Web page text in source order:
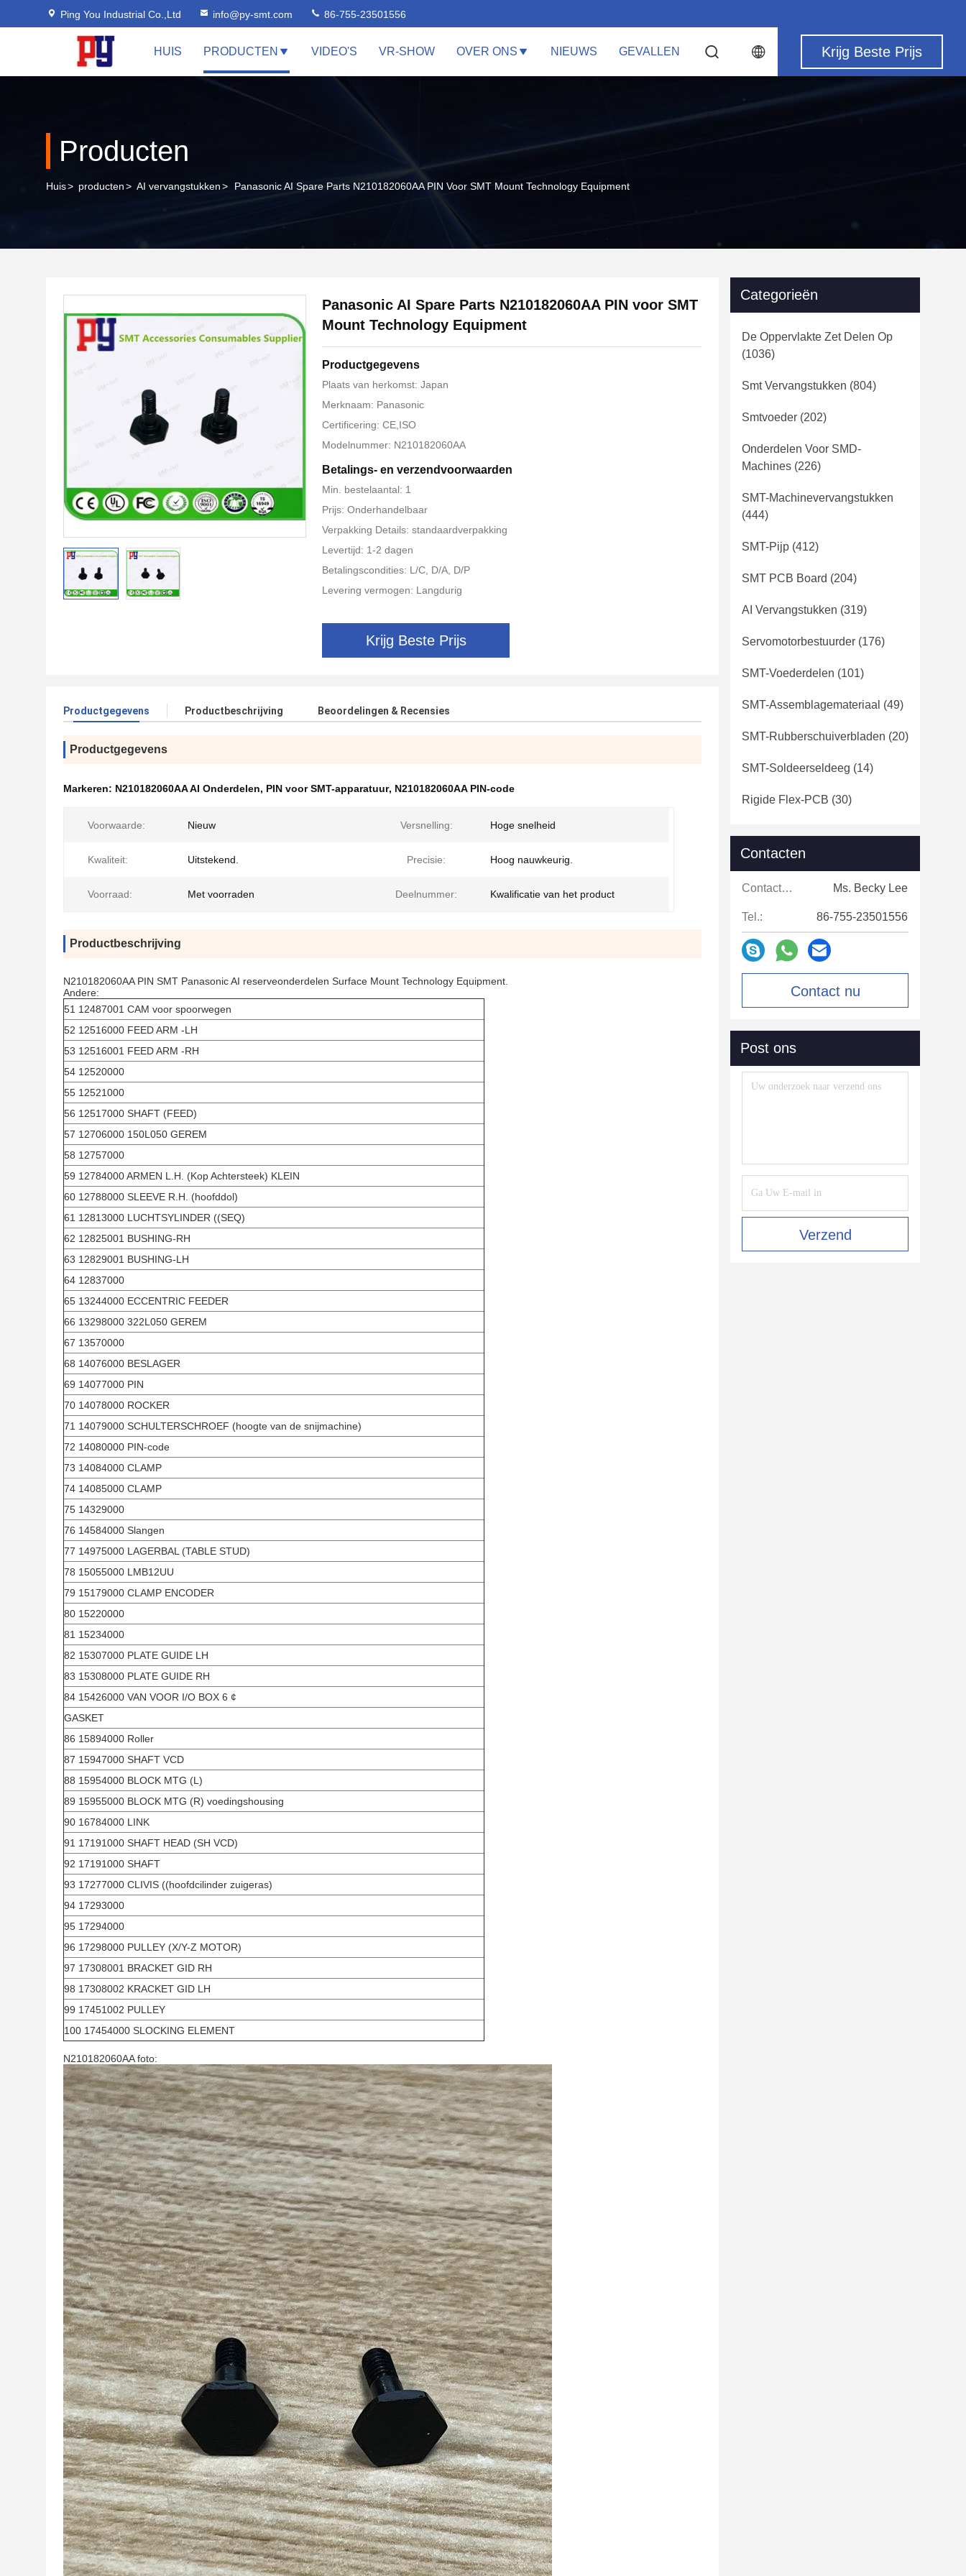
Ping You Industrial Co.,Ltd info@py-smt.com 86-755-23501556
HUIS PRODUCTEN VIDEO'S VR-SHOW OVER ONS NIEUWS GEVALLEN Krijg Beste Prijs
Producten
Huis> producten> AI vervangstukken> Panasonic AI Spare Parts N210182060AA PIN Voor SMT Mount Technology Equipment
Panasonic AI Spare Parts N210182060AA PIN voor SMT
Mount Technology Equipment
Productgegevens
Plaats van herkomst: Japan
Merknaam: Panasonic
Certificering: CE,ISO
Modelnummer: N210182060AA
Betalings- en verzendvoorwaarden
Min. bestelaantal: 1
Prijs: Onderhandelbaar
Verpakking Details: standaardverpakking
Levertijd: 1-2 dagen
Betalingscondities: L/C, D/A, D/P
Levering vermogen: Langdurig
Krijg Beste Prijs
Productgegevens Productbeschrijving Beoordelingen & Recensies
Productgegevens
Markeren: N210182060AA AI Onderdelen, PIN voor SMT-apparatuur, N210182060AA PIN-code
Voorwaarde: Nieuw Versnelling: Hoge snelheid
Kwaliteit: Uitstekend. Precisie: Hoog nauwkeurig.
Voorraad: Met voorraden Deelnummer: Kwalificatie van het product
Productbeschrijving
N210182060AA PIN SMT Panasonic AI reserveonderdelen Surface Mount Technology Equipment.
Andere:
51 12487001 CAM voor spoorwegen
52 12516000 FEED ARM -LH
53 12516001 FEED ARM -RH
54 12520000
55 12521000
56 12517000 SHAFT (FEED)
57 12706000 150L050 GEREM
58 12757000
59 12784000 ARMEN L.H. (Kop Achtersteek) KLEIN
60 12788000 SLEEVE R.H. (hoofddol)
61 12813000 LUCHTSYLINDER ((SEQ)
62 12825001 BUSHING-RH
63 12829001 BUSHING-LH
64 12837000
65 13244000 ECCENTRIC FEEDER
66 13298000 322L050 GEREM
67 13570000
68 14076000 BESLAGER
69 14077000 PIN
70 14078000 ROCKER
71 14079000 SCHULTERSCHROEF (hoogte van de snijmachine)
72 14080000 PIN-code
73 14084000 CLAMP
74 14085000 CLAMP
75 14329000
76 14584000 Slangen
77 14975000 LAGERBAL (TABLE STUD)
78 15055000 LMB12UU
79 15179000 CLAMP ENCODER
80 15220000
81 15234000
82 15307000 PLATE GUIDE LH
83 15308000 PLATE GUIDE RH
84 15426000 VAN VOOR I/O BOX 6 ¢
GASKET
86 15894000 Roller
87 15947000 SHAFT VCD
88 15954000 BLOCK MTG (L)
89 15955000 BLOCK MTG (R) voedingshousing
90 16784000 LINK
91 17191000 SHAFT HEAD (SH VCD)
92 17191000 SHAFT
93 17277000 CLIVIS ((hoofdcilinder zuigeras)
94 17293000
95 17294000
96 17298000 PULLEY (X/Y-Z MOTOR)
97 17308001 BRACKET GID RH
98 17308002 KRACKET GID LH
99 17451002 PULLEY
100 17454000 SLOCKING ELEMENT
N210182060AA foto:
Categorieën
De Oppervlakte Zet Delen Op
(1036)
Smt Vervangstukken (804)
Smtvoeder (202)
Onderdelen Voor SMD-
Machines (226)
SMT-Machinevervangstukken
(444)
SMT-Pijp (412)
SMT PCB Board (204)
AI Vervangstukken (319)
Servomotorbestuurder (176)
SMT-Voederdelen (101)
SMT-Assemblagemateriaal (49)
SMT-Rubberschuiverbladen (20)
SMT-Soldeerseldeeg (14)
Rigide Flex-PCB (30)
Contacten
Contacten: Ms. Becky Lee
Tel.: 86-755-23501556
Contact nu
Post ons
Verzend